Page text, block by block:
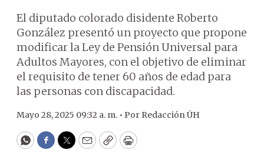
El diputado colorado disidente Roberto
González presentó un proyecto que propone
modificar la Ley de Pensión Universal para
Adultos Mayores, con el objetivo de eliminar
el requisito de tener 60 años de edad para
las personas con discapacidad.
Mayo 28, 2025 09:32 a. m. • Por Redacción ÚH
WhatsApp
Facebook
Twitter
EmailCopyPrint